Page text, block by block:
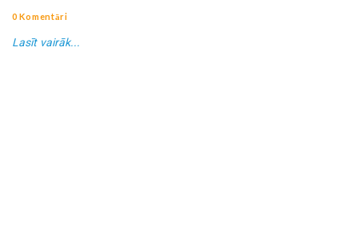
0 Komentāri
Lasīt vairāk...